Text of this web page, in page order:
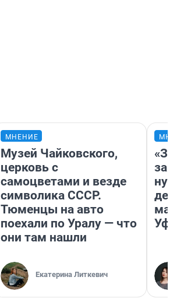
МНЕНИЕ
Музей Чайковского,
церковь с
самоцветами и везде
символика СССР.
Тюменцы на авто
поехали по Уралу — что
они там нашли
Екатерина Литкевич
дела
Уфа